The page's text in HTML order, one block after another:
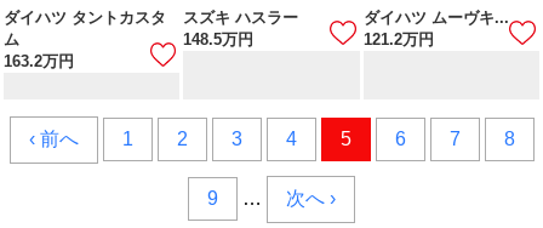
ダイハツ タントカスタ
ム
163.2万円
スズキ ハスラー
148.5万円
ダイハツ ムーヴキ...
121.2万円
‹ 前へ 1 2 3 4 5 6 7 8
9 … 次へ ›